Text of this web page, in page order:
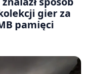
gier za
pamięci